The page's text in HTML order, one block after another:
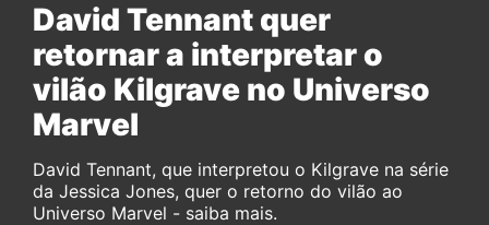
David Tennant quer
retornar a interpretar o
vilão Kilgrave no Universo
Marvel
David Tennant, que interpretou o Kilgrave na série
da Jessica Jones, quer o retorno do vilão ao
Universo Marvel - saiba mais.